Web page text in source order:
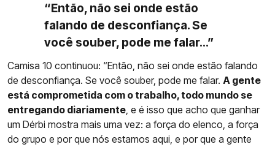
“Então, não sei onde estão
falando de desconfiança. Se
você souber, pode me falar...”
Camisa 10 continuou: “Então, não sei onde estão falando
de desconfiança. Se você souber, pode me falar. A gente
está comprometida com o trabalho, todo mundo se
entregando diariamente, e é isso que acho que ganhar
um Dérbi mostra mais uma vez: a força do elenco, a força
do grupo e por que nós estamos aqui, e por que a gente